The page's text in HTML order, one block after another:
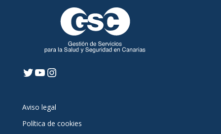
Twitter
YouTube
Instagram
Aviso legal
Política de cookies